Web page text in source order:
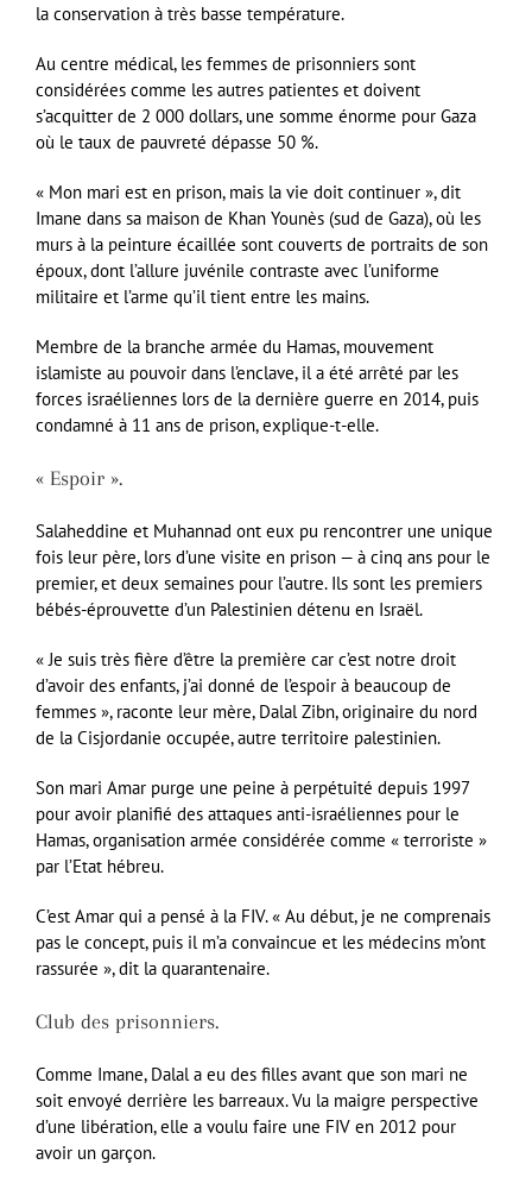
la conservation à très basse température.
Au centre médical, les femmes de prisonniers sont
considérées comme les autres patientes et doivent
s’acquitter de 2 000 dollars, une somme énorme pour Gaza
où le taux de pauvreté dépasse 50 %.
« Mon mari est en prison, mais la vie doit continuer », dit
Imane dans sa maison de Khan Younès (sud de Gaza), où les
murs à la peinture écaillée sont couverts de portraits de son
époux, dont l’allure juvénile contraste avec l’uniforme
militaire et l’arme qu’il tient entre les mains.
Membre de la branche armée du Hamas, mouvement
islamiste au pouvoir dans l’enclave, il a été arrêté par les
forces israéliennes lors de la dernière guerre en 2014, puis
condamné à 11 ans de prison, explique-t-elle.
« Espoir ».
Salaheddine et Muhannad ont eux pu rencontrer une unique
fois leur père, lors d’une visite en prison — à cinq ans pour le
premier, et deux semaines pour l’autre. Ils sont les premiers
bébés-éprouvette d’un Palestinien détenu en Israël.
« Je suis très fière d’être la première car c’est notre droit
d’avoir des enfants, j’ai donné de l’espoir à beaucoup de
femmes », raconte leur mère, Dalal Zibn, originaire du nord
de la Cisjordanie occupée, autre territoire palestinien.
Son mari Amar purge une peine à perpétuité depuis 1997
pour avoir planifié des attaques anti-israéliennes pour le
Hamas, organisation armée considérée comme « terroriste »
par l’Etat hébreu.
C’est Amar qui a pensé à la FIV. « Au début, je ne comprenais
pas le concept, puis il m’a convaincue et les médecins m’ont
rassurée », dit la quarantenaire.
Club des prisonniers.
Comme Imane, Dalal a eu des filles avant que son mari ne
soit envoyé derrière les barreaux. Vu la maigre perspective
d’une libération, elle a voulu faire une FIV en 2012 pour
avoir un garçon.